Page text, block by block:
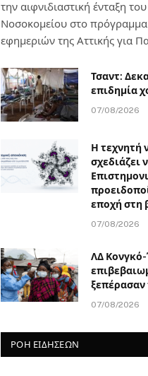
την αιφνιδιαστική ένταξη
Νοσοκομείου στο
εφημεριών της Αττικής για
Τσαντ:
επιδημία
07/08/2026
Η τεχνητή
σχεδιάζει
εποχή στη
07/08/2026
ΛΔ
ξεπέρασαν
07/08/2026
ΡΟΗ ΕΙΔΗΣΕΩΝ